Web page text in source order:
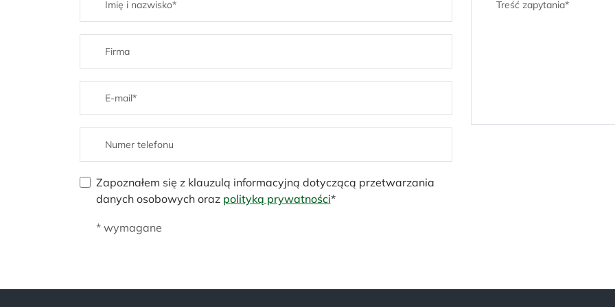
Zapoznałem się z klauzulą informacyjną dotyczącą przetwarzania
danych osobowych oraz polityką prywatności*
* wymagane